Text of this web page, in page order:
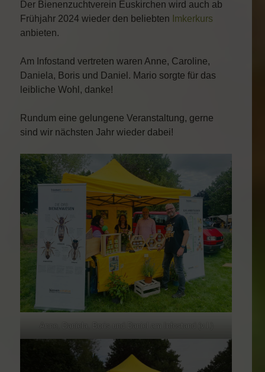
Der Bienenzuchtverein Euskirchen wird auch ab
Frühjahr 2024 wieder den beliebten Imkerkurs
anbieten.
Am Infostand vertreten waren Anne, Caroline,
Daniela, Boris und Daniel. Mario sorgte für das
leibliche Wohl, danke!
Rundum eine gelungene Veranstaltung, gerne
sind wir nächsten Jahr wieder dabei!
Anne, Daniela, Boris und Daniel am Infostand (v.l.)